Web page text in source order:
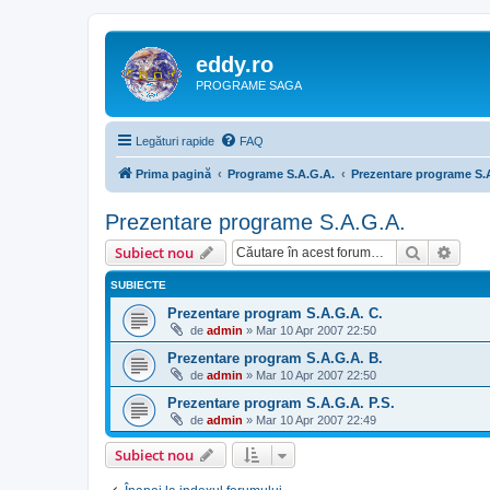
eddy.ro
PROGRAME SAGA
Legături rapide FAQ
Prima pagină Programe S.A.G.A. Prezentare programe
Prezentare programe S.A.G.A.
Subiect nou Căutare
SUBIECTE
Prezentare program S.A.G.A. C.
de admin » Mar 10 Apr 2007 22:50
Prezentare program S.A.G.A. B.
de admin » Mar 10 Apr 2007 22:50
Prezentare program S.A.G.A. P.S.
de admin » Mar 10 Apr 2007 22:49
Subiect nou